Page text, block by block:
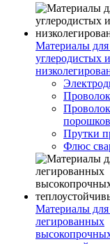
Материалы для
углеродистых и
Прутки
Флюс
Материалы для
легированных